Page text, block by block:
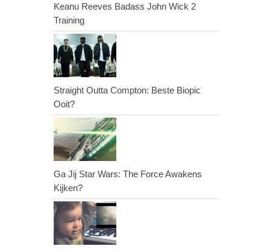
Keanu Reeves Badass John Wick 2
Training
Straight Outta Compton: Beste Biopic
Ooit?
Ga Jij Star Wars: The Force Awakens
Kijken?